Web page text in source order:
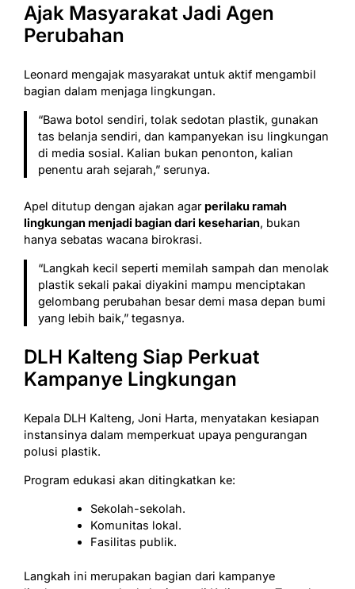
Ajak Masyarakat Jadi Agen
Perubahan
Leonard mengajak masyarakat untuk aktif mengambil
bagian dalam menjaga lingkungan.
“Bawa botol sendiri, tolak sedotan plastik, gunakan
tas belanja sendiri, dan kampanyekan isu lingkungan
di media sosial. Kalian bukan penonton, kalian
penentu arah sejarah,” serunya.
Apel ditutup dengan ajakan agarperilaku ramah
lingkungan menjadi bagian dari keseharian, bukan
hanya sebatas wacana birokrasi.
“Langkah kecil seperti memilah sampah dan menolak
plastik sekali pakai diyakini mampu menciptakan
gelombang perubahan besar demi masa depan bumi
yang lebih baik,” tegasnya.
DLH Kalteng Siap Perkuat
Kampanye Lingkungan
Kepala DLH Kalteng, Joni Harta, menyatakan kesiapan
instansinya dalam memperkuat upaya pengurangan
polusi plastik.
Program edukasi akan ditingkatkan ke:
Sekolah-sekolah.
Komunitas lokal.
Fasilitas publik.
Langkah ini merupakan bagian dari kampanye